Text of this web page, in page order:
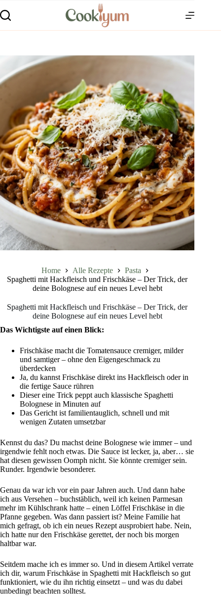
Home Alle Rezepte
Pasta
Spaghetti mit Hackfleisch und Frischkäse – Der Trick, der
deine Bolognese auf ein neues Level hebt
Spaghetti mit Hackfleisch und Frischkäse – Der Trick, der
deine Bolognese auf ein neues Level hebt
Das Wichtigste auf einen Blick:
Frischkäse macht die Tomatensauce cremiger, milder
und samtiger – ohne den Eigengeschmack zu
überdecken
Ja, du kannst Frischkäse direkt ins Hackfleisch oder in
die fertige Sauce rühren
Dieser eine Trick peppt auch klassische Spaghetti
Bolognese in Minuten auf
Das Gericht ist familientauglich, schnell und mit
wenigen Zutaten umsetzbar
Kennst du das? Du machst deine Bolognese wie immer – und
irgendwie fehlt noch etwas. Die Sauce ist lecker, ja, aber… sie
hat diesen gewissen Oomph nicht. Sie könnte cremiger sein.
Runder. Irgendwie besonderer.
Genau da war ich vor ein paar Jahren auch. Und dann habe
ich aus Versehen – buchstäblich, weil ich keinen Parmesan
mehr im Kühlschrank hatte – einen Löffel Frischkäse in die
Pfanne gegeben. Was dann passiert ist? Meine Familie hat
mich gefragt, ob ich ein neues Rezept ausprobiert habe. Nein,
ich hatte nur den Frischkäse gerettet, der noch bis morgen
haltbar war.
Seitdem mache ich es immer so. Und in diesem Artikel verrate
ich dir, warum Frischkäse in Spaghetti mit Hackfleisch so gut
funktioniert, wie du ihn richtig einsetzt – und was du dabei
unbedingt beachten solltest.